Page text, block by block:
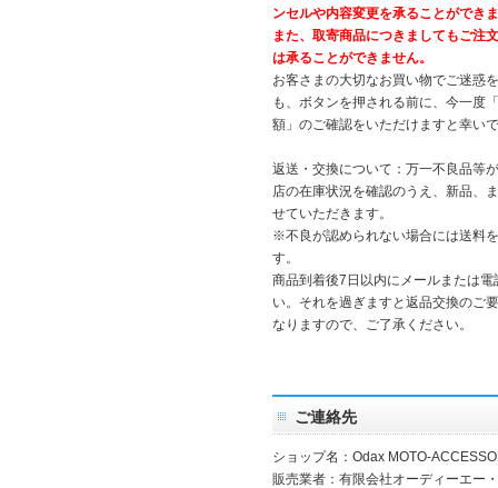
ンセルや内容変更を承ることができ
また、取寄商品につきましてもご注
は承ることができません。
お客さまの大切なお買い物でご迷惑
も、ボタンを押される前に、今一度
額」のご確認をいただけますと幸い
返送・交換について：万一不良品等
店の在庫状況を確認のうえ、新品、
せていただきます。
※不良が認められない場合には送料
す。
商品到着後7日以内にメールまたは
い。それを過ぎますと返品交換のご
なりますので、ご了承ください。
ご連絡先
ショップ名：Odax MOTO-
販売業者：有限会社オーディーエー